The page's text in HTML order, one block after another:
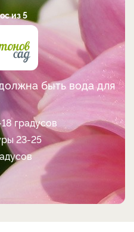
из 5
быть вода для
градусов
23-25